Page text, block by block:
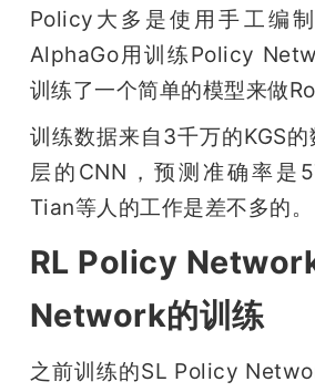
Policy大多是使用手工编
AlphaGo用训练Policy
训练了一个简单的模型来做
训练数据来自3千万的KGS
层的CNN，预测准确率是
Tian等人的工作是差不多的。
RL Policy
Network的训练
之前训练的SL Policy